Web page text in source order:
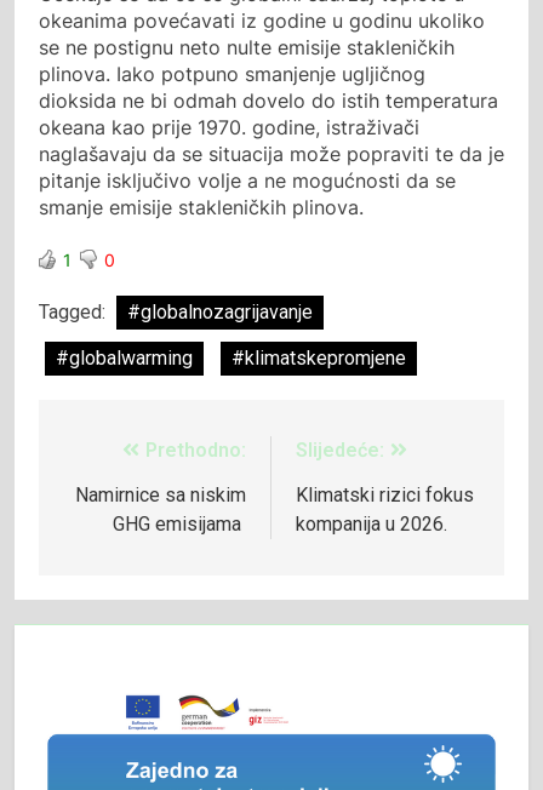
okeanima povećavati iz godine u godinu ukoliko
se ne postignu neto nulte emisije stakleničkih
plinova. Iako potpuno smanjenje ugljičnog
dioksida ne bi odmah dovelo do istih temperatura
okeana kao prije 1970. godine, istraživači
naglašavaju da se situacija može popraviti te da je
pitanje isključivo volje a ne mogućnosti da se
smanje emisije stakleničkih plinova.
1 0
Tagged:
#globalnozagrijavanje
#globalwarming
#klimatskepromjene
Prethodno:
Namirnice sa niskim
GHG emisijama
Slijedeće:
Klimatski rizici fokus
kompanija u 2026.